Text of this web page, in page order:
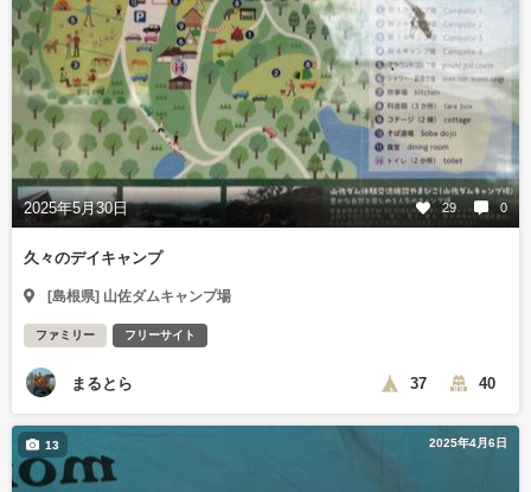
2025年5月30日 29 0
久々のデイキャンプ
[島根県] 山佐ダムキャンプ場
ファミリー フリーサイト
まるとら 37 40
2025年4月6日
13